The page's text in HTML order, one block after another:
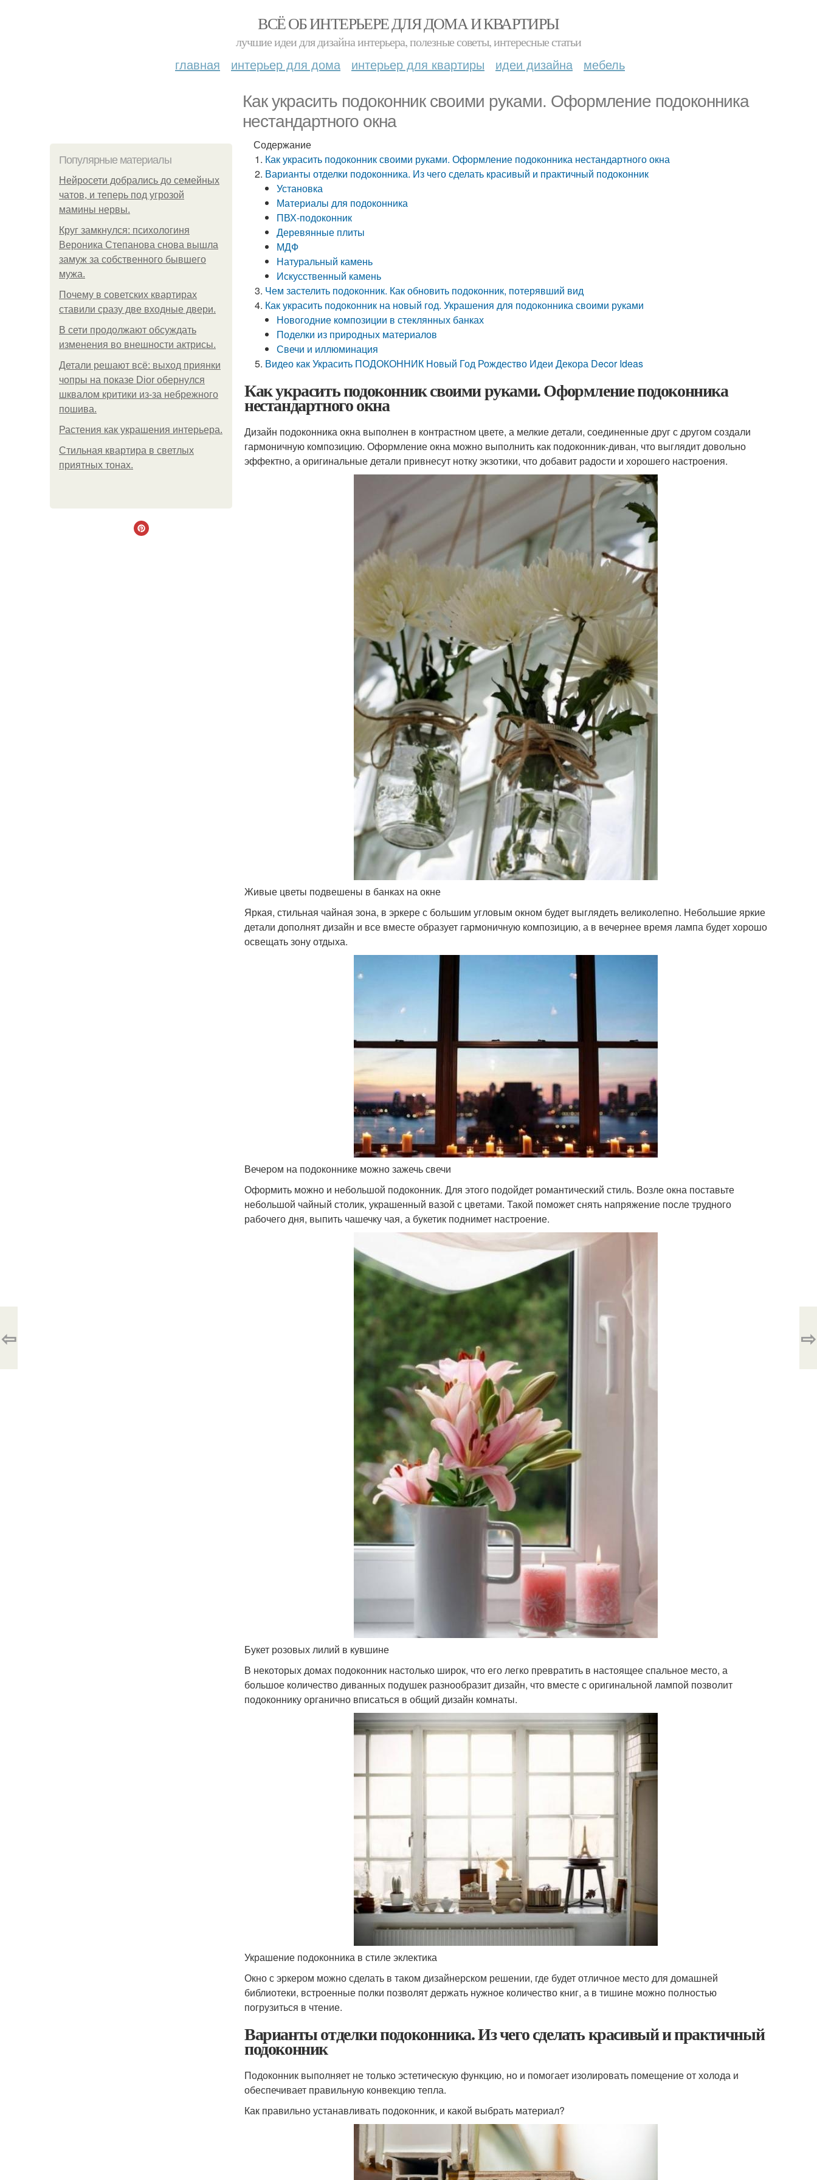
ВСЁ ОБ ИНТЕРЬЕРЕ ДЛЯ ДОМА И КВАРТИРЫ
лучшие идеи для дизайна интерьера, полезные советы, интересные статьи
главная интерьер для дома интерьер для квартиры идеи дизайна мебель
Как украсить подоконник своими руками. Оформление подоконника
нестандартного окна
Популярные материалы
Нейросети добрались до семейных
чатов, и теперь под угрозой
мамины нервы.
Круг замкнулся: психологиня
Вероника Степанова снова вышла
замуж за собственного бывшего
мужа.
Почему в советских квартирах
ставили сразу две входные двери.
В сети продолжают обсуждать
изменения во внешности актрисы.
Детали решают всё: выход приянки
чопры на показе Dior обернулся
шквалом критики из-за небрежного
пошива.
Растения как украшения интерьера.
Стильная квартира в светлых
приятных тонах.
Содержание
Как украсить подоконник своими руками. Оформление подоконника нестандартного окна
Варианты отделки подоконника. Из чего сделать красивый и практичный подоконник
Установка
Материалы для подоконника
ПВХ-подоконник
Деревянные плиты
МДФ
Натуральный камень
Искусственный камень
Чем застелить подоконник. Как обновить подоконник, потерявший вид
Как украсить подоконник на новый год. Украшения для подоконника своими руками
Новогодние композиции в стеклянных банках
Поделки из природных материалов
Свечи и иллюминация
Видео как Украсить ПОДОКОННИК Новый Год Рождество Идеи Декора Decor Ideas
Как украсить подоконник своими руками. Оформление подоконника
нестандартного окна
Дизайн подоконника окна выполнен в контрастном цвете, а мелкие детали, соединенные друг с другом создали
гармоничную композицию. Оформление окна можно выполнить как подоконник-диван, что выглядит довольно
эффектно, а оригинальные детали привнесут нотку экзотики, что добавит радости и хорошего настроения.
Живые цветы подвешены в банках на окне
Яркая, стильная чайная зона, в эркере с большим угловым окном будет выглядеть великолепно. Небольшие яркие
детали дополнят дизайн и все вместе образует гармоничную композицию, а в вечернее время лампа будет хорошо
освещать зону отдыха.
Вечером на подоконнике можно зажечь свечи
Оформить можно и небольшой подоконник. Для этого подойдет романтический стиль. Возле окна поставьте
небольшой чайный столик, украшенный вазой с цветами. Такой поможет снять напряжение после трудного
рабочего дня, выпить чашечку чая, а букетик поднимет настроение.
Букет розовых лилий в кувшине
В некоторых домах подоконник настолько широк, что его легко превратить в настоящее спальное место, а
большое количество диванных подушек разнообразит дизайн, что вместе с оригинальной лампой позволит
подоконнику органично вписаться в общий дизайн комнаты.
Украшение подоконника в стиле эклектика
Окно с эркером можно сделать в таком дизайнерском решении, где будет отличное место для домашней
библиотеки, встроенные полки позволят держать нужное количество книг, а в тишине можно полностью
погрузиться в чтение.
Варианты отделки подоконника. Из чего сделать красивый и практичный
подоконник
Подоконник выполняет не только эстетическую функцию, но и помогает изолировать помещение от холода и
обеспечивает правильную конвекцию тепла.
Как правильно устанавливать подоконник, и какой выбрать материал?
⇦ ⇨